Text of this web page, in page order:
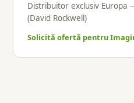
Distribuitor exclusiv Europa
(David Rockwell)
Solicită ofertă pentru